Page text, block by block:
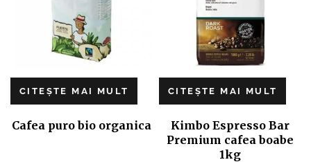
CITEȘTE MAI MULT
Cafea puro bio organica
CITEȘTE MAI MULT
Kimbo Espresso Bar
Premium cafea boabe
1kg